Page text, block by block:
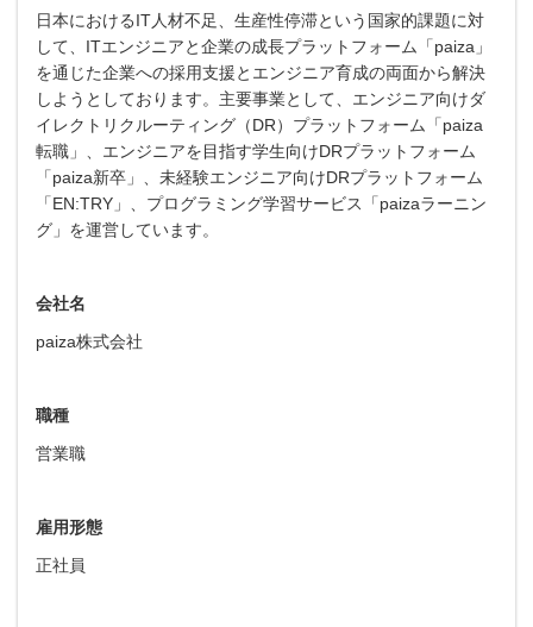
日本におけるIT人材不足、生産性停滞という国家的課題に対
して、ITエンジニアと企業の成長プラットフォーム「paiza」
を通じた企業への採用支援とエンジニア育成の両面から解決
しようとしております。主要事業として、エンジニア向けダ
イレクトリクルーティング（DR）プラットフォーム「paiza
転職」、エンジニアを目指す学生向けDRプラットフォーム
「paiza新卒」、未経験エンジニア向けDRプラットフォーム
「EN:TRY」、プログラミング学習サービス「paizaラーニン
グ」を運営しています。
会社名
paiza株式会社
職種
営業職
雇用形態
正社員